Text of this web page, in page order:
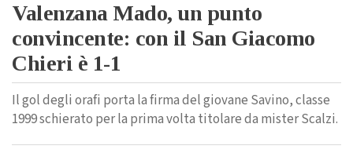
Valenzana Mado, un punto
convincente: con il San Giacomo
Chieri è 1-1
Il gol degli orafi porta la firma del giovane Savino, classe
1999 schierato per la prima volta titolare da mister Scalzi.